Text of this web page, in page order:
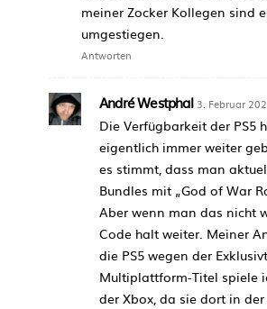
meiner Zocker Kollegen sind
umgestiegen.
Antworten
André Westphal 3. Februar
Die Verfügbarkeit der PS5
eigentlich immer weiter
es stimmt, dass man
Bundles mit „God of War
Aber wenn man das nicht
Code halt weiter. Meiner
die PS5 wegen der
Multiplattform-Titel spiele
der Xbox, da sie dort in